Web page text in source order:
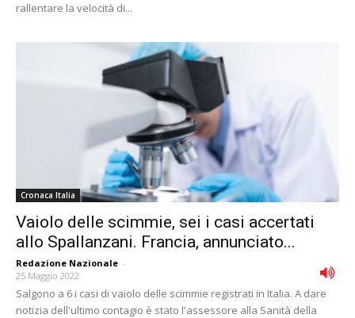
rallentare la velocità di...
Cronaca Italia
Vaiolo delle scimmie, sei i casi accertati
allo Spallanzani. Francia, annunciato...
Redazione Nazionale -
25 Maggio 2022
Salgono a 6 i casi di vaiolo delle scimmie registrati in Italia. A dare
notizia dell'ultimo contagio è stato l'assessore alla Sanità della